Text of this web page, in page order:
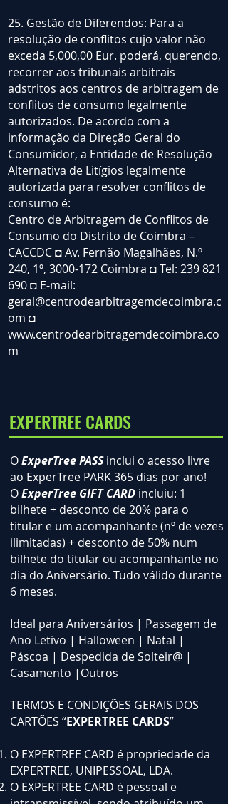
25. Gestão de Diferendos: Para a
resolução de conflitos cujo valor não
exceda 5,000,00 Eur. poderá, querendo,
recorrer aos tribunais arbitrais
adstritos aos centros de arbitragem de
conflitos de consumo legalmente
autorizados. De acordo com a
informação da Direção Geral do
Consumidor, a Entidade de Resolução
Alternativa de Litígios legalmente
autorizada para resolver conflitos de
consumo é:
Centro de Arbitragem de Conflitos de
Consumo do Distrito de Coimbra –
CACCDC ◘ Av. Fernão Magalhães, N.º
240, 1º, 3000-172 Coimbra ◘ Tel: 239 821
690 ◘ E-mail:
geral@centrodearbitragemdecoimbra.c
om ◘
www.centrodearbitragemdecoimbra.co
m
EXPERTREE CARDS
OExperTree PASSinclui o acesso livre
ao ExperTree PARK 365 dias por ano!
OExperTree GIFT CARD incluiu: 1
bilhete + desconto de 20% para o
titular e um acompanhante (nº de vezes
ilimitadas) + desconto de 50% num
bilhete do titular ou acompanhante no
dia do Aniversário. Tudo válido durante
6 meses.
Ideal para Aniversários | Passagem de
Ano Letivo | Halloween | Natal |
Páscoa | Despedida de Solteir@ |
Casamento |Outros
TERMOS E CONDIÇÕES GERAIS DOS
CARTÕES “EXPERTREE CARDS”
O EXPERTREE CARD é propriedade da
EXPERTREE, UNIPESSOAL, LDA.
O EXPERTREE CARD é pessoal e